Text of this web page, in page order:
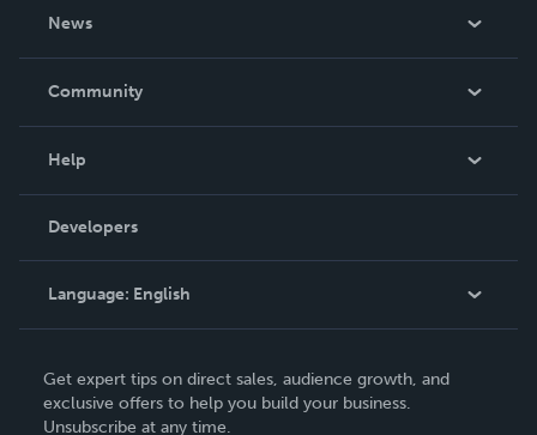
About Us
Careers
News
In The News
Events
Community
Blog
Videos
Podcast
Help
Order Lookup
Knowledge Base
Contact Support
Developers
Language: English
Deutsch
Get expert tips on direct sales, audience growth, and
exclusive offers to help you build your business.
Unsubscribe at any time.